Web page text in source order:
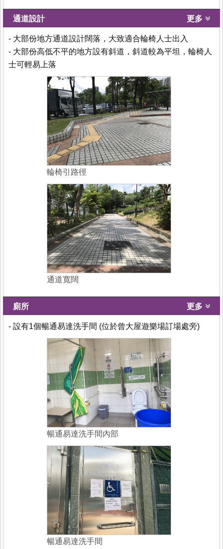
通道設計 更多
- 大部份地方通道設計闊落，大致適合輪椅人士出入
- 大部份高低不平的地方設有斜道，斜道較為平坦，輪椅人
士可輕易上落
輪椅引路徑
通道寬闊
廁所 更多
- 設有1個暢通易達洗手間 (位於曾大屋遊樂場訂場處旁)
暢通易達洗手間內部
暢通易達洗手間